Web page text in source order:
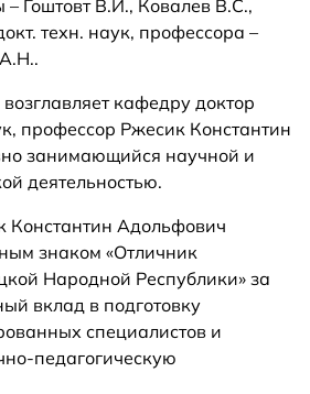
– Гоштовт В.И., Ковалев В.С.,
техн. наук, профессора –
кафедру доктор
профессор Ржесик Константин
занимающийся научной и
деятельностью.
Константин Адольфович
знаком «Отличник
Народной Республики» за
вклад в подготовку
специалистов и
педагогическую